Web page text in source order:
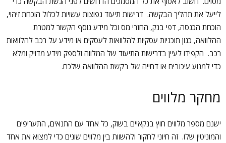
לייעל את תהליך הבקשה. דרישות תיעוד נפוצות עשויות לכלול הוכחת זיהוי,
הוכחת הכנסה, דפי בנק, החזרי מס וכל מידע נוסף הקשור למטרת
ההלוואה, כגון תוכניות עסקיות להלוואות לעסקים או מידע על רכב להלוואות
רכב. הקפידו לעיין בדרישות התיעוד של המלווה ולספק מידע מדויק ומלא
כדי למנוע עיכובים או דחייה של בקשת ההלוואה שלכם.
מחקר מלווים
ישנם מספר מלווים חוץ בנקאיים בשוק, כל אחד עם התנאים, התעריפים
והמוניטין שלו. זה חיוני לחקור ולהשוות בין מלווים שונים כדי למצוא את אחד